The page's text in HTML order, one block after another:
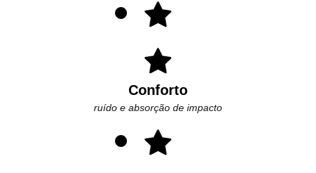
Conforto
ruído e absorção de impacto